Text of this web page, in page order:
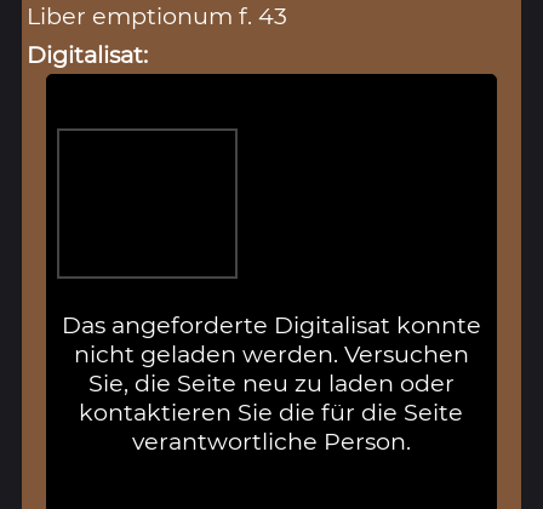
Liber emptionum f. 43
Digitalisat:
Das angeforderte Digitalisat konnte
nicht geladen werden. Versuchen
Sie, die Seite neu zu laden oder
kontaktieren Sie die für die Seite
verantwortliche Person.